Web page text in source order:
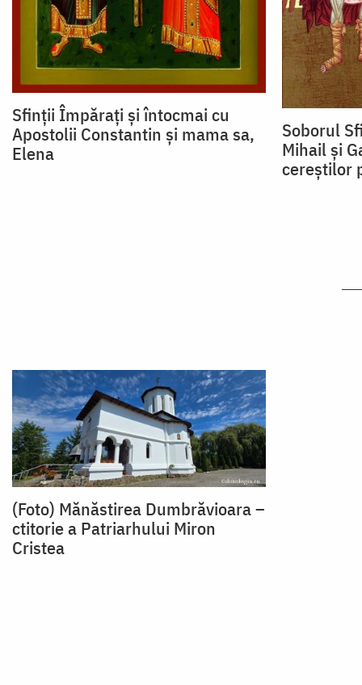
Sfinții Împărați și întocmai cu
Apostolii Constantin și mama sa,
Elena
Soborul
Mihail și
cereștilor
(Foto) Mănăstirea Dumbrăvioara –
ctitorie a Patriarhului Miron
Cristea